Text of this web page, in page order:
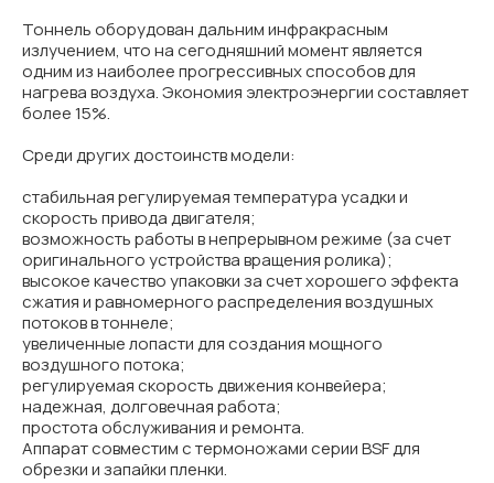
Тоннель оборудован дальним инфракрасным
излучением, что на сегодняшний момент является
одним из наиболее прогрессивных способов для
нагрева воздуха. Экономия электроэнергии составляет
более 15%.
Среди других достоинств модели:
стабильная регулируемая температура усадки и
скорость привода двигателя;
возможность работы в непрерывном режиме (за счет
оригинального устройства вращения ролика);
высокое качество упаковки за счет хорошего эффекта
сжатия и равномерного распределения воздушных
потоков в тоннеле;
увеличенные лопасти для создания мощного
воздушного потока;
регулируемая скорость движения конвейера;
надежная, долговечная работа;
простота обслуживания и ремонта.
Аппарат совместим с термоножами серии BSF для
обрезки и запайки пленки.